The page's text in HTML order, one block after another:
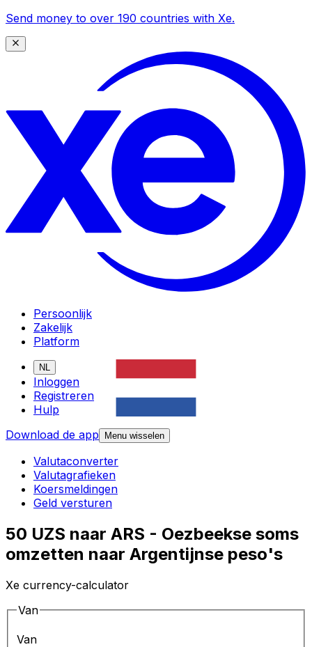
Send money to over 190 countries with Xe.
Persoonlijk
Zakelijk
Platform
NL
Inloggen
Registreren
Hulp
Download de app
Menu wisselen
Valutaconverter
Valutagrafieken
Koersmeldingen
Geld versturen
50 UZS naar ARS - Oezbeekse soms
omzetten naar Argentijnse peso's
Xe currency-calculator
Van
Van